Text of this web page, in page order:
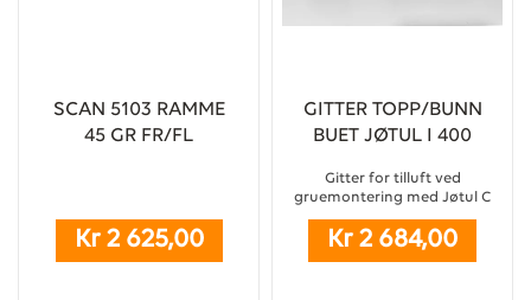
SCAN 5103 RAMME
45 GR FR/FL
Kr 2 625,00
GITTER TOPP/BUNN
BUET JØTUL I 400
Gitter for tilluft ved
gruemontering med Jøtul C
400, buet utgave. ...
Kr 2 684,00